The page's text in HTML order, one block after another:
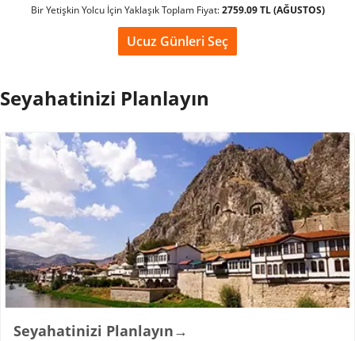
Bir Yetişkin Yolcu İçin Yaklaşık Toplam Fiyat:2759.09 TL (AĞUSTOS)
Ucuz Günleri Seç
Seyahatinizi Planlayın
Seyahatinizi Planlayın→